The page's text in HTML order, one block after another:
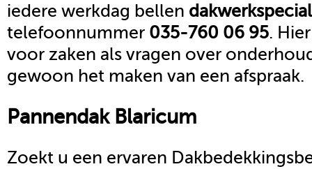
iedere werkdag bellen dakwerk
telefoonnummer 035-760 06 95.
voor zaken als vragen over
gewoon het maken van een afspraak.
Pannendak Blaricum
Zoekt u een ervaren